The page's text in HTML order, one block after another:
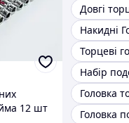
12 шт
Довгі
Накидні
Торцеві
Набір
Головка
Головка